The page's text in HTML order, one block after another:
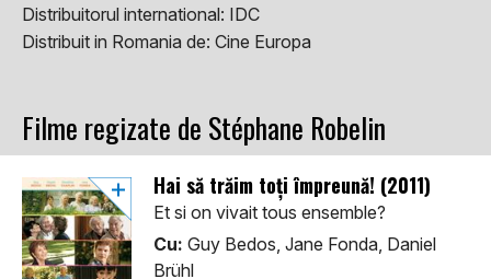
Distribuitorul international: IDC
Distribuit in Romania de: Cine Europa
Filme regizate de Stéphane Robelin
Hai să trăim toți împreună! (2011)
Et si on vivait tous ensemble?
Cu: Guy Bedos, Jane Fonda, Daniel
Brühl